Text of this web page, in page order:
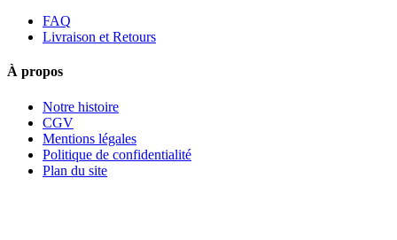
FAQ
Livraison et Retours
À propos
Notre histoire
CGV
Mentions légales
Politique de confidentialité
Plan du site